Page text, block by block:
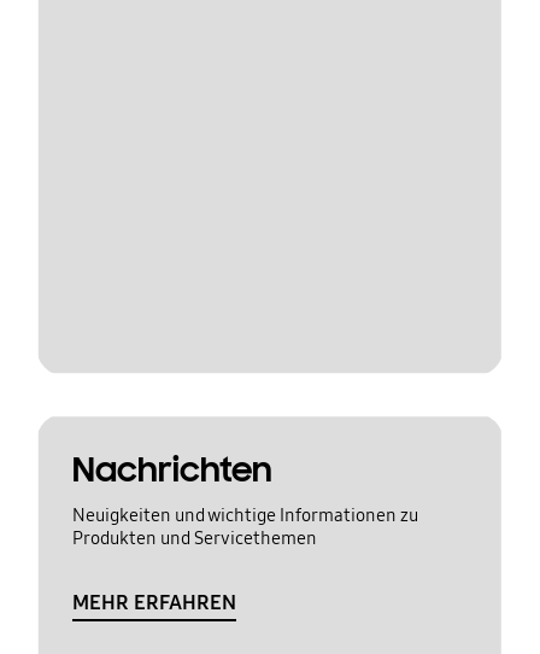
Nachrichten
Neuigkeiten und wichtige Informationen zu
Produkten und Servicethemen
MEHR ERFAHREN